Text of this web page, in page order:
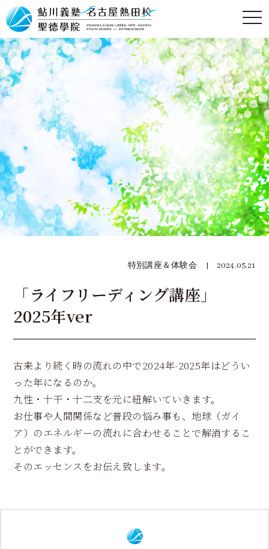
特別講座＆体験会 | 2024.05.21
「ライフリーディング講座」
2025年ver
古来より続く時の流れの中で2024年-2025年はどうい
った年になるのか。
九性・十干・十二支を元に紐解いていきます。
お仕事や人間関係など普段の悩み事も、地球（ガイ
ア）のエネルギーの流れに合わせることで解消するこ
とができます。
そのエッセンスをお伝え致します。